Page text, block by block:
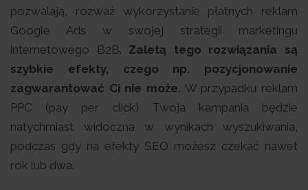
pozwalają, rozważ wykorzystanie płatnych reklam
Google Ads w swojej strategii marketingu
internetowego B2B. Zaletą tego rozwiązania są
szybkie efekty, czego np. pozycjonowanie
zagwarantować Ci nie może. W przypadku reklam
PPC (pay per click) Twoja kampania będzie
natychmiast widoczna w wynikach wyszukiwania,
podczas gdy na efekty SEO możesz czekać nawet
rok lub dwa.